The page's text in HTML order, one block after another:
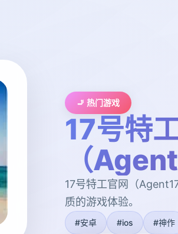
🚬 热门游戏
17号特
（
17号特工官网（
质的游戏体验。
#安卓 #ios #神作